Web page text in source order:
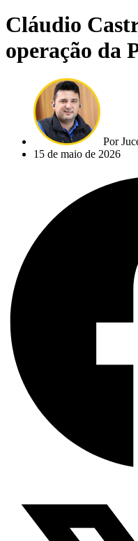
Cláudio
operação da
Por
15 de maio de 2026